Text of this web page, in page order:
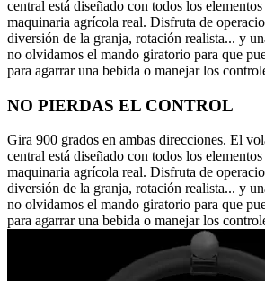
central está diseñado con todos los elementos
maquinaria agrícola real. Disfruta de
diversión de la granja, rotación realista... y
no olvidamos el mando giratorio para que
para agarrar una bebida o manejar los
NO PIERDAS EL CONTROL
Gira 900 grados en ambas direcciones. El
central está diseñado con todos los elementos
maquinaria agrícola real. Disfruta de
diversión de la granja, rotación realista... y
no olvidamos el mando giratorio para que
para agarrar una bebida o manejar los